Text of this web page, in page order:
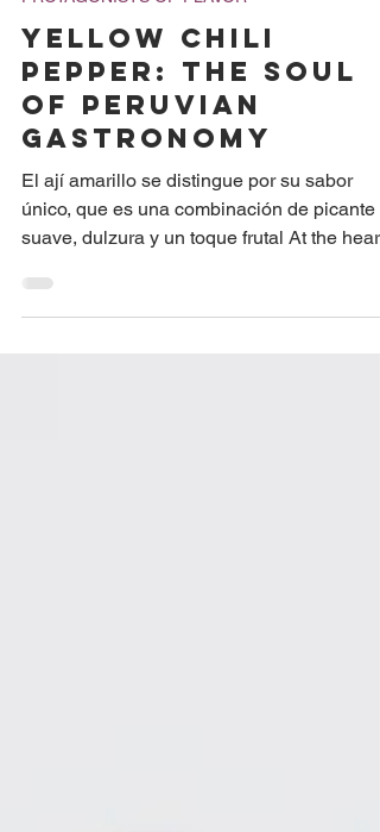
PROTAGONISTS OF FLAVOR
Yellow Chili
Pepper: The Soul
of Peruvian
Gastronomy
El ají amarillo se distingue por su sabor
único, que es una combinación de picante
suave, dulzura y un toque frutal At the heart